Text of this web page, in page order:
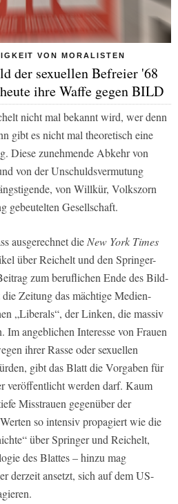
VON MORALISTEN
der sexuellen Befreier '68
ihre Waffe gegen BILD
nicht mal bekannt wird, wer denn
gibt es nicht mal theoretisch eine
Diese zunehmende Abkehr von
von der Unschuldsvermutung
von Willkür, Volkszorn
gebeutelten Gesellschaft.
ausgerechnet die New York Times
über Reichelt und den Springer-
zum beruflichen Ende des Bild-
Zeitung das mächtige Medien-
„Liberals“, der Linken, die massiv
angeblichen Interesse von Frauen
ihrer Rasse oder sexuellen
gibt das Blatt die Vorgaben für
veröffentlicht werden darf. Kaum
Misstrauen gegenüber der
so intensiv propagiert wie die
über Springer und Reichelt,
des Blattes – hinzu mag
derzeit ansetzt, sich auf dem US-